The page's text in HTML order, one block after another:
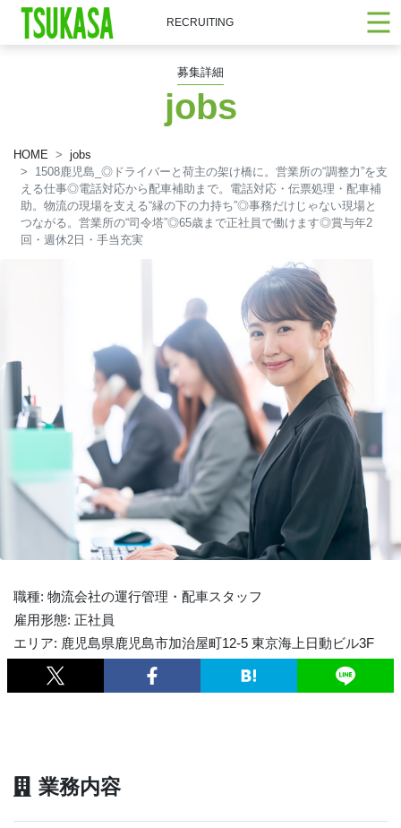
RECRUITING
募集詳細
jobs
HOME
jobs
1508鹿児島_◎ドライバーと荷主の架け橋に。営業所の“調整力”を支
える仕事◎電話対応から配車補助まで。電話対応・伝票処理・配車補
助。物流の現場を支える“縁の下の力持ち”◎事務だけじゃない現場と
つながる。営業所の“司令塔”◎65歳まで正社員で働けます◎賞与年2
回・週休2日・手当充実
職種: 物流会社の運行管理・配車スタッフ
雇用形態: 正社員
エリア: 鹿児島県鹿児島市加治屋町12-5 東京海上日動ビル3F
業務内容